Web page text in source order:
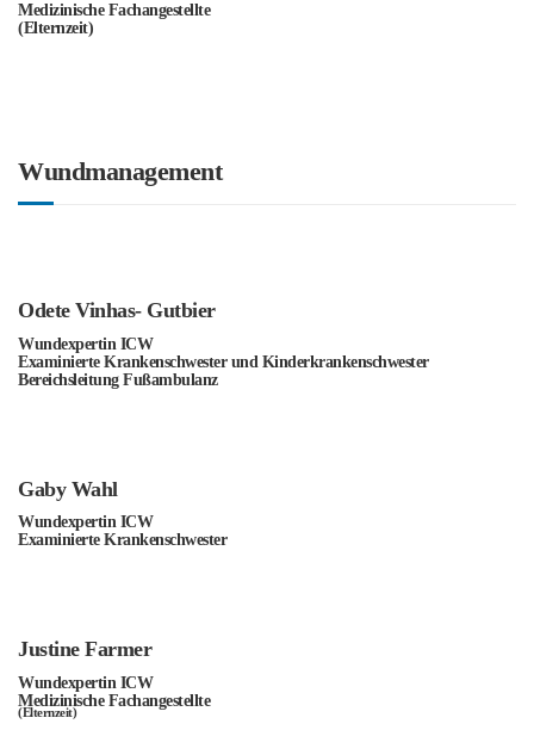
Medizinische Fachangestellte
(Elternzeit)
Wundmanagement
Odete Vinhas- Gutbier
Wundexpertin ICW
Examinierte Krankenschwester und Kinderkrankenschwester
Bereichsleitung Fußambulanz
Gaby Wahl
Wundexpertin ICW
Examinierte Krankenschwester
Justine Farmer
Wundexpertin ICW
Medizinische Fachangestellte
(Elternzeit)